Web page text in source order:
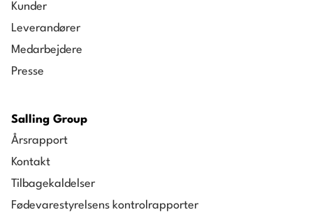
Kunder
Leverandører
Medarbejdere
Presse
Salling Group
Årsrapport
Kontakt
Tilbagekaldelser
Fødevarestyrelsens kontrolrapporter